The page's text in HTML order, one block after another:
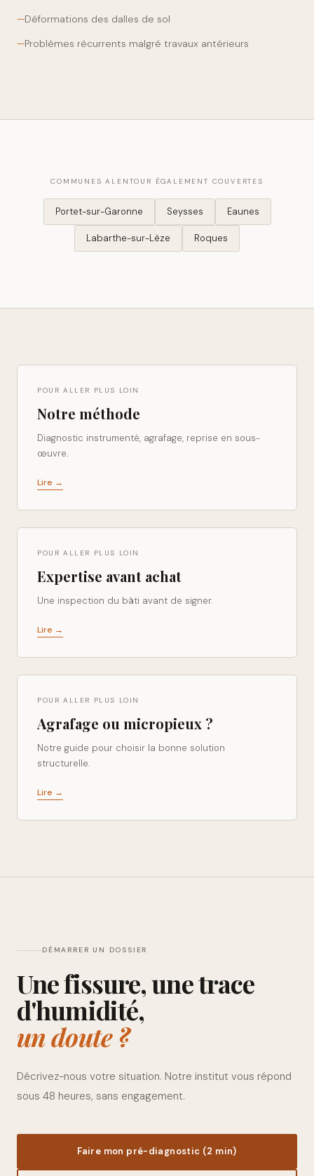
—Déformations des dalles de sol
—Problèmes récurrents malgré travaux antérieurs
COMMUNES ALENTOUR ÉGALEMENT COUVERTES
Portet-sur-Garonne Seysses Eaunes
Labarthe-sur-Lèze Roques
POUR ALLER PLUS LOIN
Notre méthode
Diagnostic instrumenté, agrafage, reprise en sous-
œuvre.
Lire →
POUR ALLER PLUS LOIN
Expertise avant achat
Une inspection du bâti avant de signer.
Lire →
POUR ALLER PLUS LOIN
Agrafage ou micropieux ?
Notre guide pour choisir la bonne solution
structurelle.
Lire →
DÉMARRER UN DOSSIER
Une fissure, une trace
d'humidité,
un doute ?
Décrivez-nous votre situation. Notre institut vous répond
sous 48 heures, sans engagement.
Faire mon pré-diagnostic (2 min)